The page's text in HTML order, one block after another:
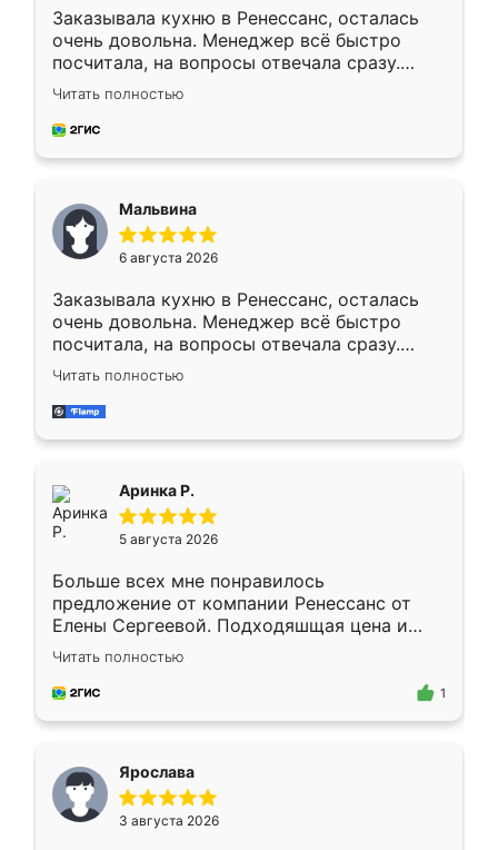
Заказывала кухню в Ренессанс, осталась
очень довольна. Менеджер всё быстро
посчитала, на вопросы отвечала сразу.
Замерщик приехал в субботу, подошёл к
делу со всей ответственностью. Собрали
за день, ребята работали аккуратно, даже
Читать полностью
Мальвина
6 августа 2026
Заказывала кухню в Ренессанс, осталась
очень довольна. Менеджер всё быстро
посчитала, на вопросы отвечала сразу.
Замерщик приехал в субботу, подошёл к
делу со всей ответственностью. Собрали
за день, ребята работали аккуратно, даже
Читать полностью
Аринка Р.
5 августа 2026
Больше всех мне понравилось
предложение от компании Ренессанс от
Елены Сергеевой. Подходяшщая цена и
короткие сроки изготовления. Приехавший
для замера сотрудник Владислав
предложил по моему эскизу самый
Читать полностью
1
Ярослава
3 августа 2026